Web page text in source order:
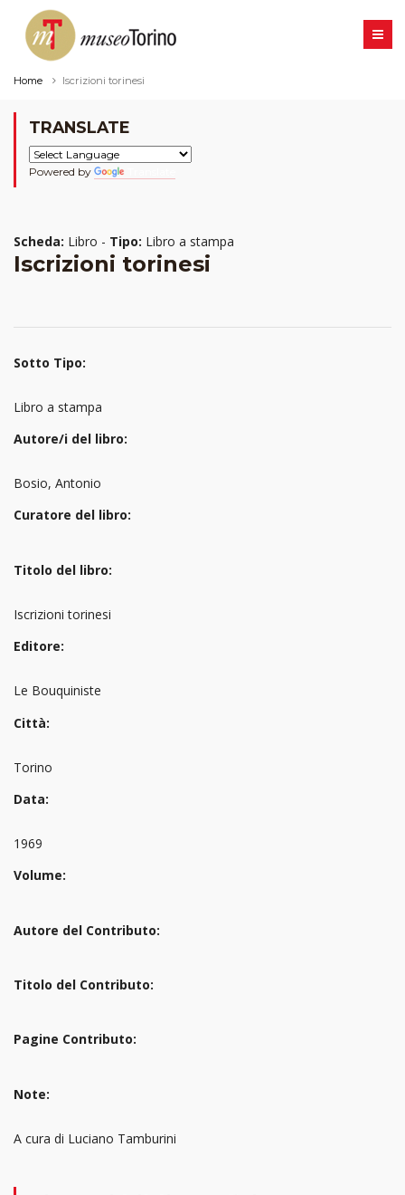
Home Iscrizioni torinesi
TRANSLATE
Powered by
Scheda: Libro - Tipo: Libro a stampa
Iscrizioni torinesi
Sotto Tipo:
Libro a stampa
Autore/i del libro:
Bosio, Antonio
Curatore del libro:
Titolo del libro:
Iscrizioni torinesi
Editore:
Le Bouquiniste
Città:
Torino
Data:
1969
Volume:
Autore del Contributo:
Titolo del Contributo:
Pagine Contributo:
Note:
A cura di Luciano Tamburini